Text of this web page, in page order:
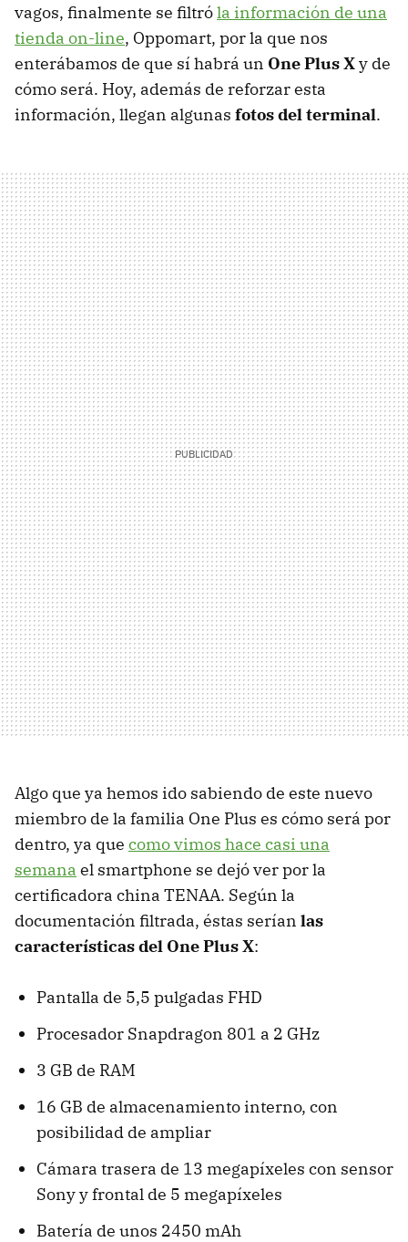
vagos, finalmente se filtróla información de una
tienda on-line, Oppomart, por la que nos
enterábamos de que sí habrá un One Plus Xy de
cómo será. Hoy, además de reforzar esta
información, llegan algunas fotos del terminal.
Algo que ya hemos ido sabiendo de este nuevo
miembro de la familia One Plus es cómo será por
dentro, ya que como vimos hace casi una
semana el smartphone se dejó ver por la
certificadora china TENAA. Según la
documentación filtrada, éstas serían las
características del One Plus X:
Pantalla de 5,5 pulgadas FHD
Procesador Snapdragon 801 a 2 GHz
3 GB de RAM
16 GB de almacenamiento interno, con
posibilidad de ampliar
Cámara trasera de 13 megapíxeles con sensor
Sony y frontal de 5 megapíxeles
Batería de unos 2450 mAh